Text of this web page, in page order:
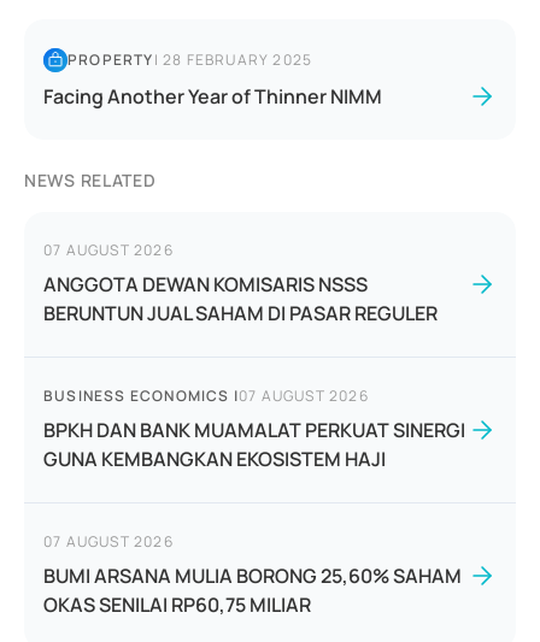
PROPERTY|28 FEBRUARY 2025
Facing Another Year of Thinner NIMM
NEWS RELATED
07 AUGUST 2026
ANGGOTA DEWAN KOMISARIS NSSS
BERUNTUN JUAL SAHAM DI PASAR REGULER
BUSINESS ECONOMICS |07 AUGUST 2026
BPKH DAN BANK MUAMALAT PERKUAT SINERGI
GUNA KEMBANGKAN EKOSISTEM HAJI
07 AUGUST 2026
BUMI ARSANA MULIA BORONG 25,60% SAHAM
OKAS SENILAI RP60,75 MILIAR